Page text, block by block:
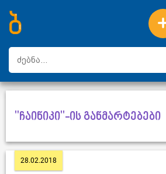
ახალი სიტყვები
ტოპ სიტყვები
დღის ტოპ სიტყვები
ტოპ მომხმარებლები
"ჩაინიკი"-ის განმარტებები
28.02.2018